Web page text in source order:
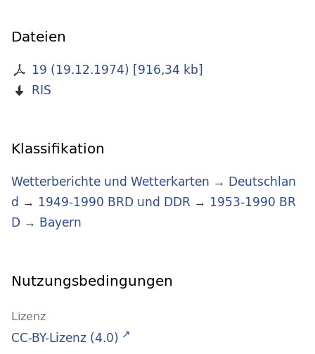
Dateien
19 (19.12.1974) [916,34 kb]
RIS
Klassifikation
Wetterberichte und Wetterkarten → Deutschlan
d → 1949-1990 BRD und DDR → 1953-1990 BR
D → Bayern
Nutzungsbedingungen
Lizenz
CC-BY-Lizenz (4.0)